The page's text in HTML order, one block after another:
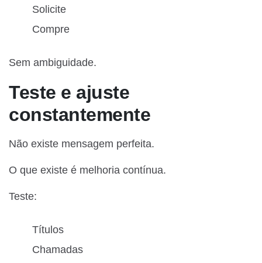
Solicite
Compre
Sem ambiguidade.
Teste e ajuste
constantemente
Não existe mensagem perfeita.
O que existe é melhoria contínua.
Teste:
Títulos
Chamadas